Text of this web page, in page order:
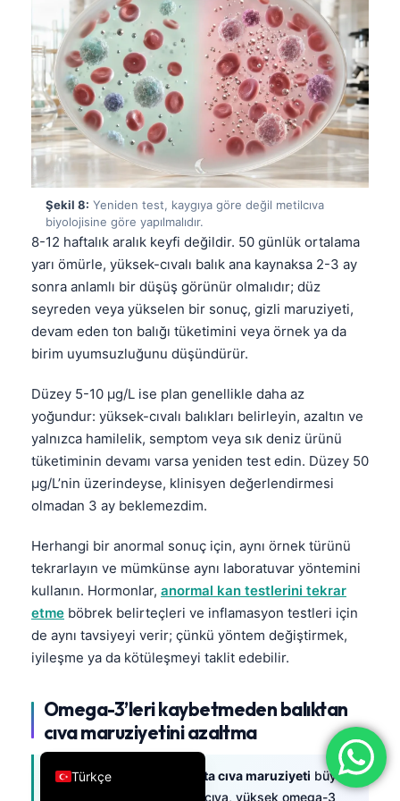
Şekil 8: Yeniden test, kaygıya göre değil metilcıva
biyolojisine göre yapılmalıdır.
8-12 haftalık aralık keyfi değildir. 50 günlük ortalama
yarı ömürle, yüksek-cıvalı balık ana kaynaksa 2-3 ay
sonra anlamlı bir düşüş görünür olmalıdır; düz
seyreden veya yükselen bir sonuç, gizli maruziyeti,
devam eden ton balığı tüketimini veya örnek ya da
birim uyumsuzluğunu düşündürür.
Düzey 5-10 µg/L ise plan genellikle daha az
yoğundur: yüksek-cıvalı balıkları belirleyin, azaltın ve
yalnızca hamilelik, semptom veya sık deniz ürünü
tüketiminin devamı varsa yeniden test edin. Düzey 50
µg/L’nin üzerindeyse, klinisyen değerlendirmesi
olmadan 3 ay beklemezdim.
Herhangi bir anormal sonuç için, aynı örnek türünü
tekrarlayın ve mümkünse aynı laboratuvar yöntemini
kullanın. Hormonlar, anormal kan testlerini tekrar
etme böbrek belirteçleri ve inflamasyon testleri için
de aynı tavsiyeyi verir; çünkü yöntem değiştirmek,
iyileşme ya da kötüleşmeyi taklit edebilir.
Omega-3’leri kaybetmeden balıktan
cıva maruziyetini azaltma
Cıvayı azaltabilirsiniz balıkta cıva maruziyeti büyük
yırtıcı balıkları daha düşük cıva, yüksek omega-3
Türkçe
Deutsch
Français
עִבְרִית
Italiano
Español
Português
Ελληνικά
Română
简体中文
فارسی
Български
Dansk
Nederlands
हिन्दी
Bahasa Indonesia
Հայերեն
Íslenska
Српски језик
Svenska
Bosanski
Azərbaycan dili
Eesti
日本語
Čeština